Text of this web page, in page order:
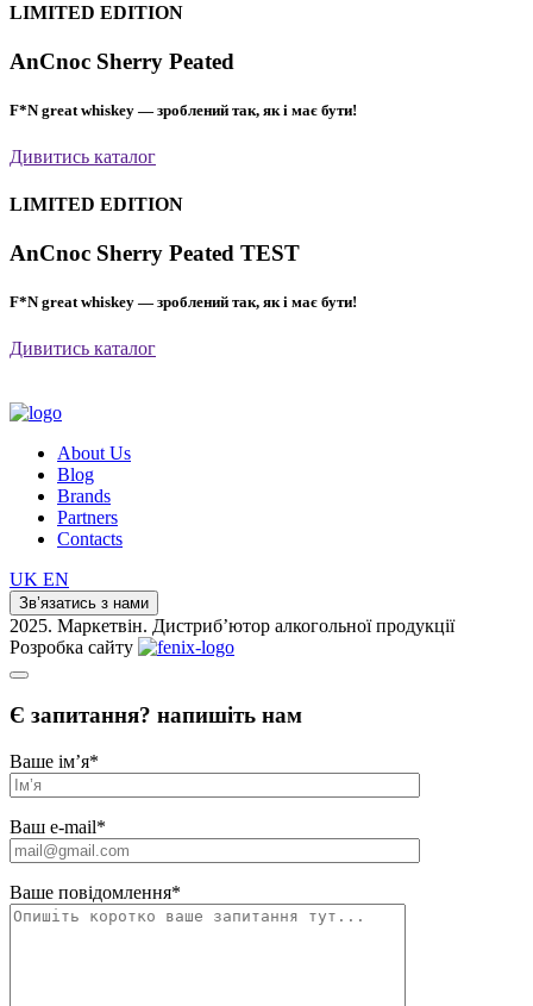
LIMITED EDITION
AnCnoc Sherry Peated
F*N great whiskey — зроблений так, як і має бути!
Дивитись каталог
LIMITED EDITION
AnCnoc Sherry Peated TEST
F*N great whiskey — зроблений так, як і має бути!
Дивитись каталог
About Us
Blog
Brands
Partners
Contacts
UK EN
Зв’язатись з нами
2025. Маркетвін. Дистриб’ютор алкогольної продукції
Розробка сайту
Є запитання? напишіть нам
Ваше ім’я*
Ваш e-mail*
Ваше повідомлення*